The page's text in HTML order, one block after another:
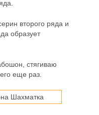
второго ряда и
образует
стягиваю
еще раз.